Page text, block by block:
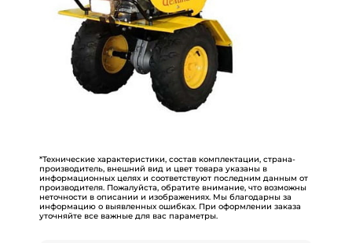
*Технические характеристики, состав комплектации, страна-
производитель, внешний вид и цвет товара указаны в
информационных целях и соответствуют последним данным от
производителя. Пожалуйста, обратите внимание, что возможны
неточности в описании и изображениях. Мы благодарны за
информацию о выявленных ошибках. При оформлении заказа
уточняйте все важные для вас параметры.